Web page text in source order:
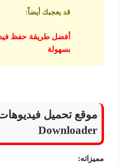
قد يعجبك أيضاً:
أفضل طريقة حفظ
بسهولة
Downloader
مميزاته: